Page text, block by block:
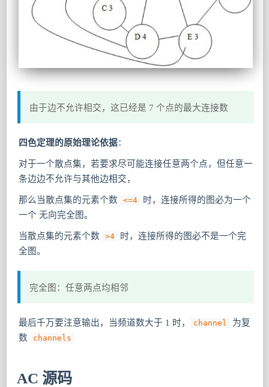
由于边不允许相交，这已经是 7 个点的最大连接数
四色定理的原始理论依据：
对于一个散点集，若要求尽可能连接任意两个点，但任意一
条边边不允许与其他边相交，
那么当散点集的元素个数 <=4
时，连接所得的图必为一个
一个 无向完全图。
当散点集的元素个数 >4
时，连接所得的图必不是一个完
全图。
完全图：任意两点均相邻
最后千万要注意输出，当频道数大于 1 时， channel
为复
数
channels
AC 源码